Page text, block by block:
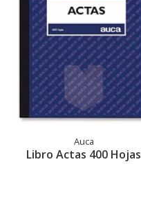
Auca
Libro Actas 400 Hojas